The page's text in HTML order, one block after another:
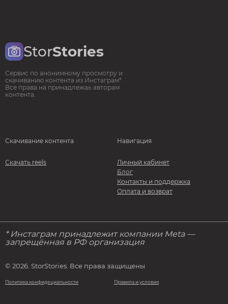
StorStories
Сервис по анонимному просмотру и
скачиванию контента из Инстаграм*.
Все права на принадлежаь авторам
контента.
Скачивание контента
Скачать reels
Навигация
Личный кабинет
Блог
Контакты и поддержка
Оплата и возврат
* Инстаграм принадлежит компании Meta —
запрещённая в РФ организация
© 2026. StorStories. Все права защищены
Политика конфидециальности Правила и условия